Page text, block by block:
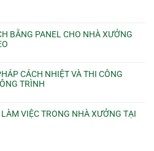
BẰNG PANEL CHO NHÀ XƯỞNG
CÁCH NHIỆT VÀ THI CÔNG
TRÌNH
VIỆC TRONG NHÀ XƯỞNG TẠI